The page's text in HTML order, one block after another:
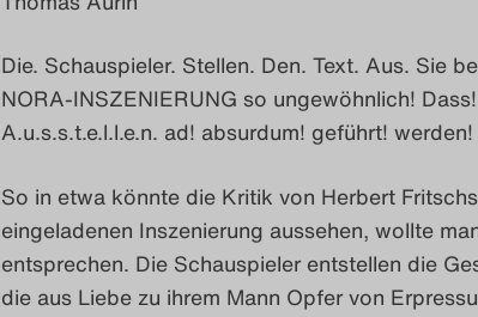
Die. Schauspieler. Stellen. Den. Text. Aus. Sie
NORA-INSZENIERUNG so ungewöhnlich!
A.u.s.s.t.e.l.l.e.n. ad! absurdum! geführt! werden!
So in etwa könnte die Kritik von Herbert
eingeladenen Inszenierung aussehen, wollte
entsprechen. Die Schauspieler entstellen die
die aus Liebe zu ihrem Mann Opfer von